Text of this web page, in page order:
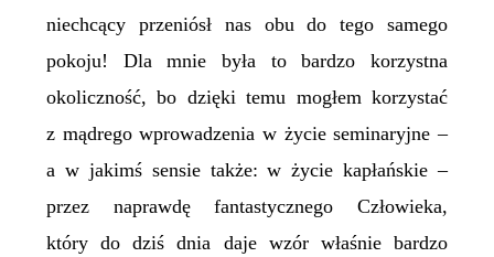
niechcący przeniósł nas obu do tego samego
pokoju! Dla mnie była to bardzo korzystna
okoliczność, bo dzięki temu mogłem korzystać
z mądrego wprowadzenia w życie seminaryjne –
a w jakimś sensie także: w życie kapłańskie –
przez naprawdę fantastycznego Człowieka,
który do dziś dnia daje wzór właśnie bardzo